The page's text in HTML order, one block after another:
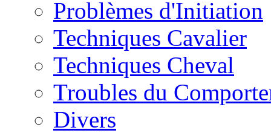
Problèmes d'Initiation
Techniques Cavalier
Techniques Cheval
Troubles du
Divers